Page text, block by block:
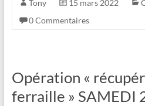
Tony 15 mars 2022
0 Commentaires
Opération «
ferraille » SAMEDI